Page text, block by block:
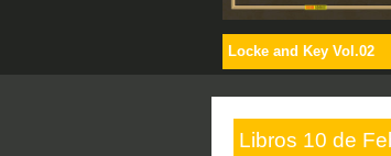
Locke and Key Vol.02
Libros 10 de